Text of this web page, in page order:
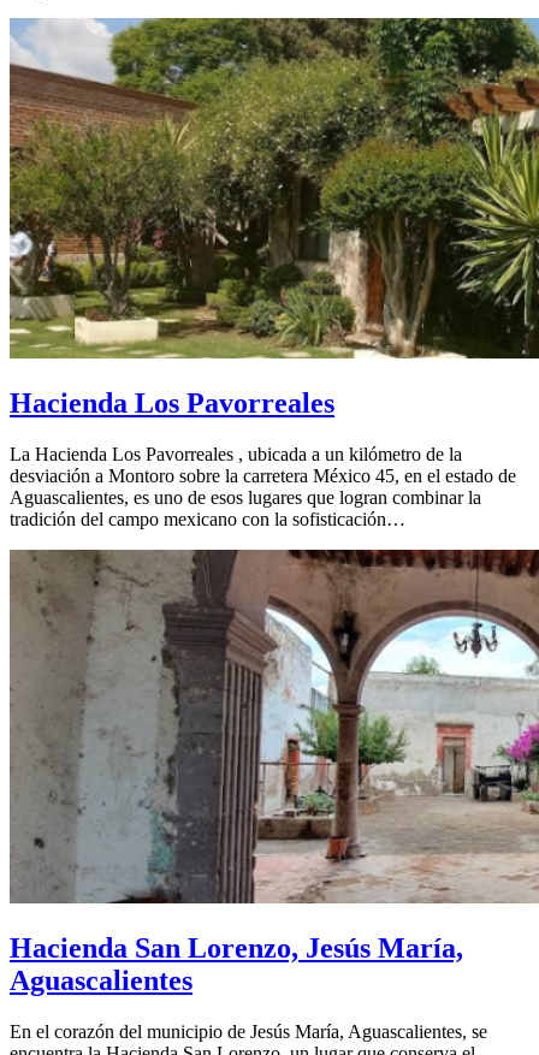
Hacienda Los Pavorreales
La Hacienda Los Pavorreales , ubicada a un kilómetro de la
desviación a Montoro sobre la carretera México 45, en el estado de
Aguascalientes, es uno de esos lugares que logran combinar la
tradición del campo mexicano con la sofisticación…
Hacienda San Lorenzo, Jesús María,
Aguascalientes
En el corazón del municipio de Jesús María, Aguascalientes, se